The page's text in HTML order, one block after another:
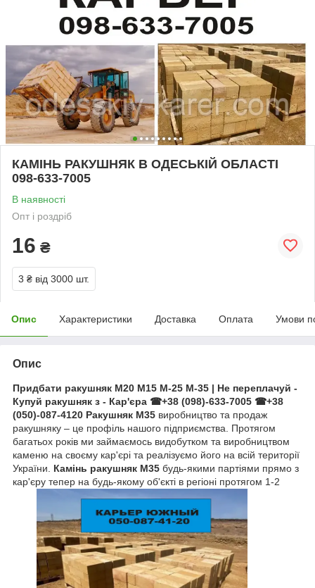
КАМІНЬ РАКУШНЯК В ОДЕСЬКІЙ ОБЛАСТІ
098-633-7005
В наявності
Опт і роздріб
16 ₴
3 ₴ від 3000 шт.
Опис Характеристики Доставка Оплата Умови
Опис
Придбати ракушняк М20 М15 М-25 М-35 | Не переплачуй -
Купуй ракушняк з - Кар'єра ☎+38 (098)-633-7005 ☎+38
(050)-087-4120 Ракушняк М35 виробництво та продаж
ракушняку – це профіль нашого підприємства. Протягом
багатьох років ми займаємось видобутком та виробництвом
каменю на своєму кар'єрі та реалізуємо його на всій території
України. Камінь ракушняк М35 будь-якими партіями прямо з
кар'єру тепер на будь-якому об'єкті в регіоні протягом 1-2